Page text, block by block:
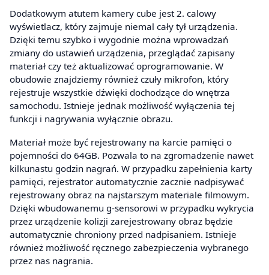
Dodatkowym atutem kamery cube jest 2. calowy
wyświetlacz, który zajmuje niemal cały tył urządzenia.
Dzięki temu szybko i wygodnie można wprowadzań
zmiany do ustawień urządzenia, przeglądać zapisany
materiał czy też aktualizować oprogramowanie. W
obudowie znajdziemy również czuły mikrofon, który
rejestruje wszystkie dźwięki dochodzące do wnętrza
samochodu. Istnieje jednak możliwość wyłączenia tej
funkcji i nagrywania wyłącznie obrazu.
Materiał może być rejestrowany na karcie pamięci o
pojemności do 64GB. Pozwala to na zgromadzenie nawet
kilkunastu godzin nagrań. W przypadku zapełnienia karty
pamięci, rejestrator automatycznie zacznie nadpisywać
rejestrowany obraz na najstarszym materiale filmowym.
Dzięki wbudowanemu g-sensorowi w przypadku wykrycia
przez urządzenie kolizji zarejestrowany obraz będzie
automatycznie chroniony przed nadpisaniem. Istnieje
również możliwość ręcznego zabezpieczenia wybranego
przez nas nagrania.